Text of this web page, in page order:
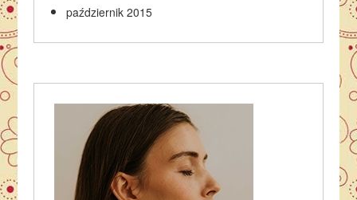
październik 2015